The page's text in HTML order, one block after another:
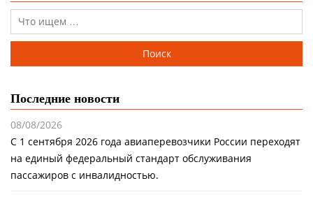
Последние новости
08/08/2026
С 1 сентября 2026 года авиаперевозчики России переходят
на единый федеральный стандарт обслуживания
пассажиров с инвалидностью.